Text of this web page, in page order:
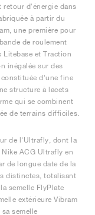
d'énergie dans
à partir du
une première pour
de roulement
et Traction
inégalée sur des
d'une fine
structure à lacets
qui se combinent
de terrains difficiles.
de l'Ultrafly, dont la
ACG Ultrafly en
de longue date de la
distinctes, totalisant
semelle FlyPlate
extérieure Vibram
semelle